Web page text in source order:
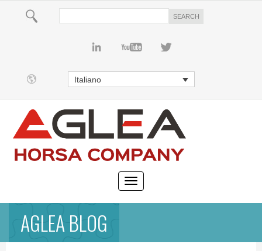
Italiano
AGLEA BLOG